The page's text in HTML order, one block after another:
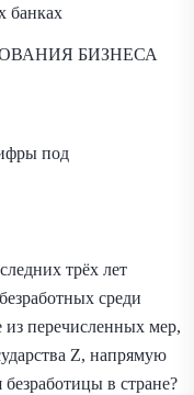
банках
БИЗНЕСА
под
трёх лет
среди
из перечисленных мер,
Z, напрямую
в стране?